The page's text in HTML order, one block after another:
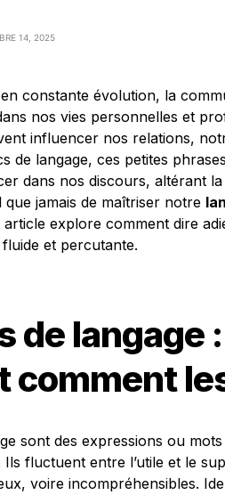
14, 2025
constante évolution, la
nos vies personnelles et
influencer nos relations,
de langage, ces petites
dans nos discours, altérant
jamais de maîtriser notre
article explore comment dire
fluide et percutante.
de langage
comment
sont des expressions ou
fluctuent entre l’utile et le
voire incompréhensibles.